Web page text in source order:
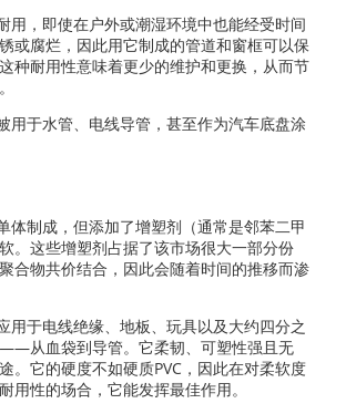
用，即使在户外或潮湿环境中也能经受时间
或腐烂，因此用它制成的管道和窗框可以保
种耐用性意味着更少的维护和更换，从而节
用于水管、电线导管，甚至作为汽车底盘涂
体制成，但添加了增塑剂（通常是邻苯二甲
。这些增塑剂占据了该市场很大一部分份
合物共价结合，因此会随着时间的推移而渗
用于电线绝缘、地板、玩具以及大约四分之
从血袋到导管。它柔韧、可塑性强且无
。它的硬度不如硬质PVC，因此在对柔软度
用性的场合，它能发挥最佳作用。